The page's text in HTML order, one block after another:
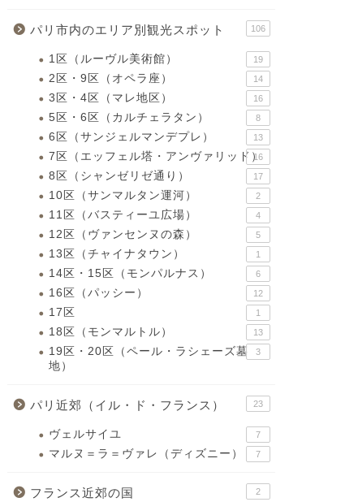
パリ市内のエリア別観光スポット 106
1区（ルーヴル美術館） 19
2区・9区（オペラ座） 14
3区・4区（マレ地区） 16
5区・6区（カルチェラタン） 8
6区（サンジェルマンデプレ） 13
7区（エッフェル塔・アンヴァリッド）
16
8区（シャンゼリゼ通り） 17
10区（サンマルタン運河） 2
11区（バスティーユ広場） 4
12区（ヴァンセンヌの森） 5
13区（チャイナタウン） 1
14区・15区（モンパルナス） 6
16区（パッシー） 12
17区 1
18区（モンマルトル） 13
19区・20区（ペール・ラシェーズ墓
地）
3
パリ近郊（イル・ド・フランス） 23
ヴェルサイユ 7
マルヌ＝ラ＝ヴァレ（ディズニー） 7
フランス近郊の国 2